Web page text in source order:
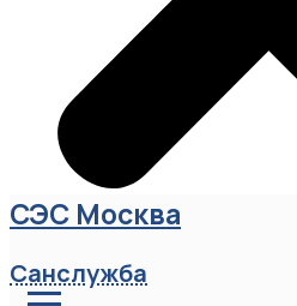
СЭС Москва
Санслужба